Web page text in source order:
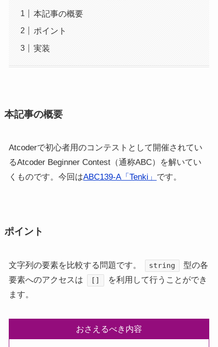
本記事の概要
ポイント
実装
本記事の概要
Atcoderで初心者用のコンテストとして開催されてい
るAtcoder Beginner Contest（通称ABC）を解いてい
くものです。今回はABC139-A「Tenki」 です。
ポイント
文字列の要素を比較する問題です。 string
型の各
要素へのアクセスは
[]
を利用して行うことができ
ます。
おさえるべき内容